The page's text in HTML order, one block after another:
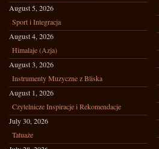
August 5, 2026
Sport i Integracja
August 4, 2026
Himalaje (Azja)
August 3, 2026
Instrumenty Muzyczne z Bliska
August 1, 2026
Czytelnicze Inspiracje i Rekomendacje
July 30, 2026
Tatuaże